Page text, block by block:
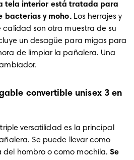
tela interior está tratada para
bacterias y moho. Los herrajes y
son otra muestra de su
un desagüe para migas para
de limpiar la pañalera. Una
convertible unisex 3 en
versatilidad es la principal
Se puede llevar como
del hombro o como mochila. Se